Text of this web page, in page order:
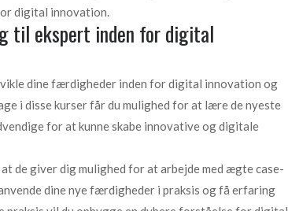
digital innovation.
til ekspert inden for digital
dine færdigheder inden for digital innovation og
i disse kurser får du mulighed for at lære de nyeste
for at kunne skabe innovative og digitale
de giver dig mulighed for at arbejde med ægte case-
dine nye færdigheder i praksis og få erfaring